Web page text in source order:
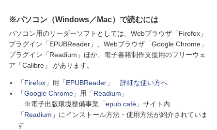
※パソコン（Windows／Mac）で読むには
パソコン用のリーダーソフトとしては、Webブラウザ「Firefox」
プラグイン「EPUBReader」、Webブラウザ「Google Chrome」
プラグイン「Readium」ほか、電子書籍制作支援用のフリーウェ
ア「Calibre」 があります。
「Firefox」用「EPUBReader」 詳細な使い方へ
「Google Chrome」用「Readium 」
※電子出版環境整備事業「epub café」サイト内
「Readium 」にインストール方法・使用方法が紹介されていま
す